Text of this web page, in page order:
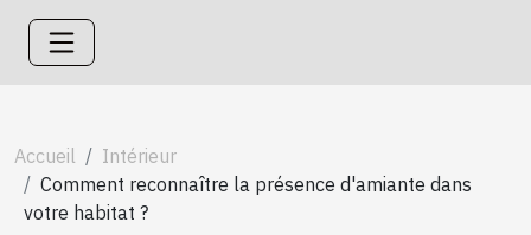
Accueil
Intérieur
Comment reconnaître la présence d'amiante dans
votre habitat ?